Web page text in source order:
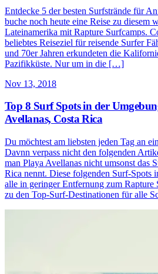
Entdecke 5 der besten Surfstrände für
buche noch heute eine Reise zu diesem
Lateinamerika mit Rapture Surfcamps.
beliebtes Reiseziel für reisende Surfer
und 70er Jahren erkundeten die
Pazifikküste. Nur um in die […]
Nov 13, 2018
Top 8 Surf Spots in der
Avellanas, Costa Rica
Du möchtest am liebsten jeden Tag an
Davnn verpass nicht den folgenden
man Playa Avellanas nicht umsonst das
Rica nennt. Diese folgenden Surf-Spots
alle in geringer Entfernung zum Rapture
zu den Top-Surf-Destinationen für alle